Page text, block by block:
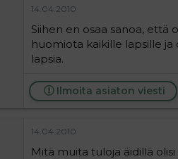
14.04.2010
Siihen en osaa sanoa, että
huomiota kaikille lapsille ja
lapsia.
Ilmoita asiaton viesti
14.04.2010
Mitä muita tuloja äidillä